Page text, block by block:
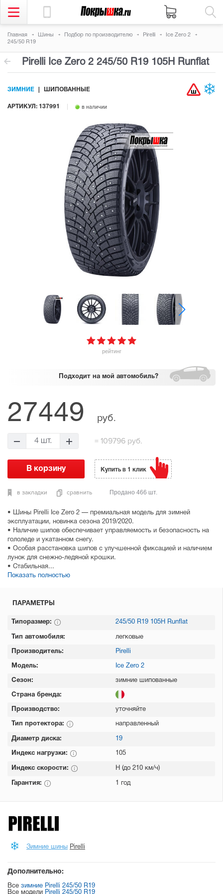
Главная Шины Подбор по производителю Pirelli
Ice Zero 2
245/50 R19
Pirelli Ice Zero 2 245/50 R19 105H Runflat
рейтинг
АРТИКУЛ: 137991 в наличии
ЗИМНИЕ ШИПОВАННЫЕ
Подходит на мой автомобиль?
• Шины Pirelli Ice Zero 2 — премиальная модель для зимней
эксплуатации, новинка сезона 2019/2020.
• Наличие шипов обеспечивает управляемость и безопасность на
гололеде и укатанном снегу.
• Особая расстановка шипов с улучшенной фиксацией и наличием
лунок для снежно-ледяной крошки.
• Стабильная...
Показать полностью
27449 руб.
4 шт. = 109796 руб.
в закладки сравнить
Купить в 1 клик
Продано 466 шт.
ПАРАМЕТРЫ
Типоразмер: 245/50 R19 105H Runflat
Тип автомобиля: легковые
Производитель: Pirelli
Модель: Ice Zero 2
Сезон: зимние шипованные
Страна бренда:
Производство: уточняйте
Тип протектора: направленный
Диаметр диска: 19
Индекс нагрузки: 105
Индекс скорости: H (до 210 км/ч)
Гарантия: 1 год
Зимние шины Pirelli
Дополнительно:
Все зимние Pirelli 245/50 R19
Все модели Pirelli 245/50 R19